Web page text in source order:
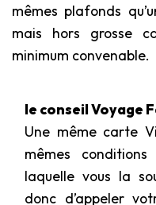
mêmes plafonds
mais hors grosse
minimum convenable.
le conseil Voyage
Une même carte
mêmes
laquelle vous la
donc d’appeler